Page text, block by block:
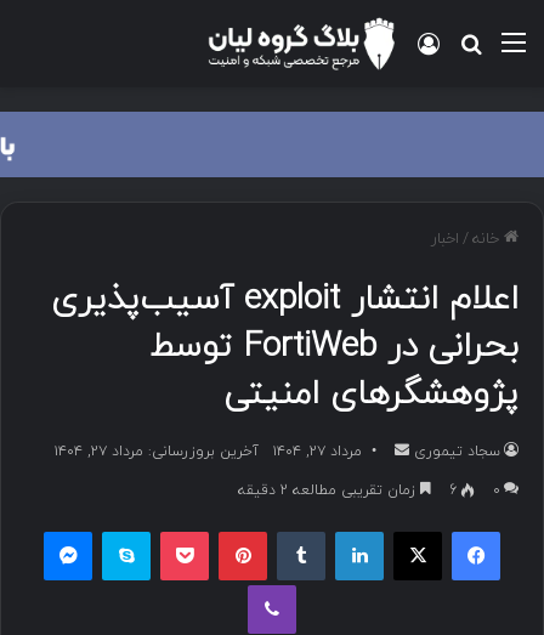
منو جستجو برای
ورود
خانه/ اخبار
اعلام انتشار exploit آسیب‌پذیری
بحرانی در FortiWeb توسط
پژوهشگرهای امنیتی
سجاد تیموری
ا
مرداد ۲۷, ۱۴۰۴
آخرین بروزرسانی: مرداد ۲۷, ۱۴۰۴
۰
6 زمان تقریبی مطالعه 2 دقیقه
فیسبوک ایکس لینکداین پینتریست پاکت اسکایپ
وایبر